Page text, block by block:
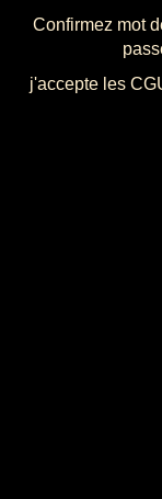
Confirmez mot
j'accepte les